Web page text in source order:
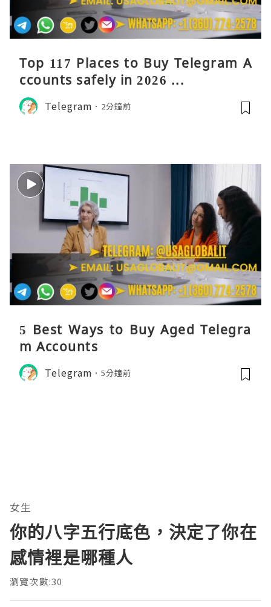
Top 117 Places to Buy Telegram A
ccounts safely in 2026 ...
Telegram 2分鐘前
5 Best Ways to Buy Aged Telegra
m Accounts
Telegram 5分鐘前
女生
你的八字五行底色，決定了你在
感情裡是哪種人
瀏覽次數:30